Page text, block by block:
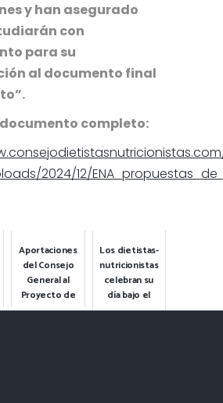
y han asegurado
con
para su
al documento final
completo:
2024/12/
Aportaciones
del Consejo
General al
Proyecto de
Real Decreto
Los dietistas-
nutricionistas
celebran su
día bajo el
lema "Todo